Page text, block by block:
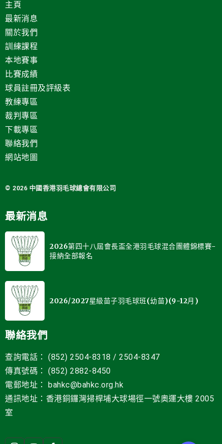
主頁
最新消息
關於我們
訓練課程
本地賽事
比賽成績
球員註冊及評級表
教練專區
裁判專區
下載專區
聯絡我們
網站地圖
© 2026 中國 香港羽毛球總會有限公司
最新消息
2026第四十八屆會長盃全港羽毛球混合團體錦標賽-
接納全部報名
2026/2027星級苗子羽毛球班(幼苗)(9-12月)
聯絡我們
查詢電話： (852) 2504-8318 / 2504-8347
傳真號碼： (852) 2882-8450
電郵地址 ： bahkc@bahkc.org.hk
通訊地址：香港銅鑼灣掃桿埔大球場徑一號奧運大樓 2005
室